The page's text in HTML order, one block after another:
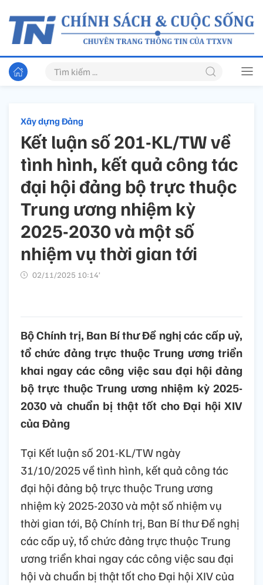
Xây dựng Đảng
Kết luận số 201-KL/TW về
tình hình, kết quả công tác
đại hội đảng bộ trực thuộc
Trung ương nhiệm kỳ
2025-2030 và một số
nhiệm vụ thời gian tới
02/11/2025 10:14’
Bộ Chính trị, Ban Bí thư Đề nghị các cấp uỷ,
tổ chức đảng trực thuộc Trung ương triển
khai ngay các công việc sau đại hội đảng
bộ trực thuộc Trung ương nhiệm kỳ 2025-
2030 và chuẩn bị thật tốt cho Đại hội XIV
của Đảng
Tại Kết luận số 201-KL/TW ngày
31/10/2025 về tình hình, kết quả công tác
đại hội đảng bộ trực thuộc Trung ương
nhiệm kỳ 2025-2030 và một số nhiệm vụ
thời gian tới, Bộ Chính trị, Ban Bí thư Đề nghị
các cấp uỷ, tổ chức đảng trực thuộc Trung
ương triển khai ngay các công việc sau đại
hội và chuẩn bị thật tốt cho Đại hội XIV của